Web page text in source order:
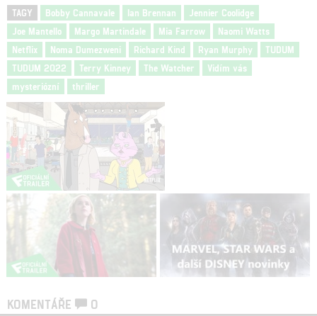
TAGY Bobby Cannavale Ian Brennan
Jennier Coolidge
Joe Mantello
Margo Martindale Mia Farrow
Naomi Watts
Netflix
Noma Dumezweni Richard Kind Ryan Murphy
TUDUM
TUDUM 2022
Terry Kinney The Watcher
Vidím vás
mysteriózní
thriller
KOMENTÁŘE 0